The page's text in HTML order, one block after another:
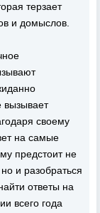
терзает
и домыслов.
вызывает
своему
на самые
предстоит не
и разобраться
ответы на
всего года